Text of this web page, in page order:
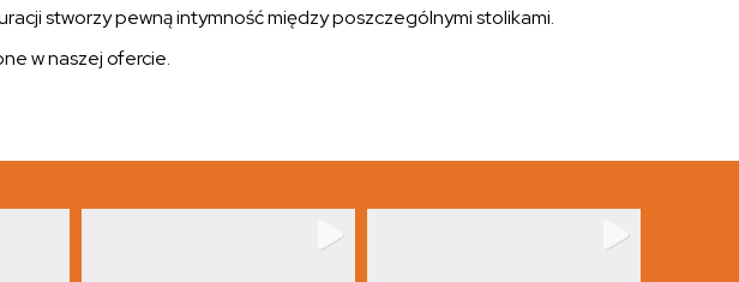
stworzy pewną intymność między poszczególnymi stolikami.
w naszej ofercie.